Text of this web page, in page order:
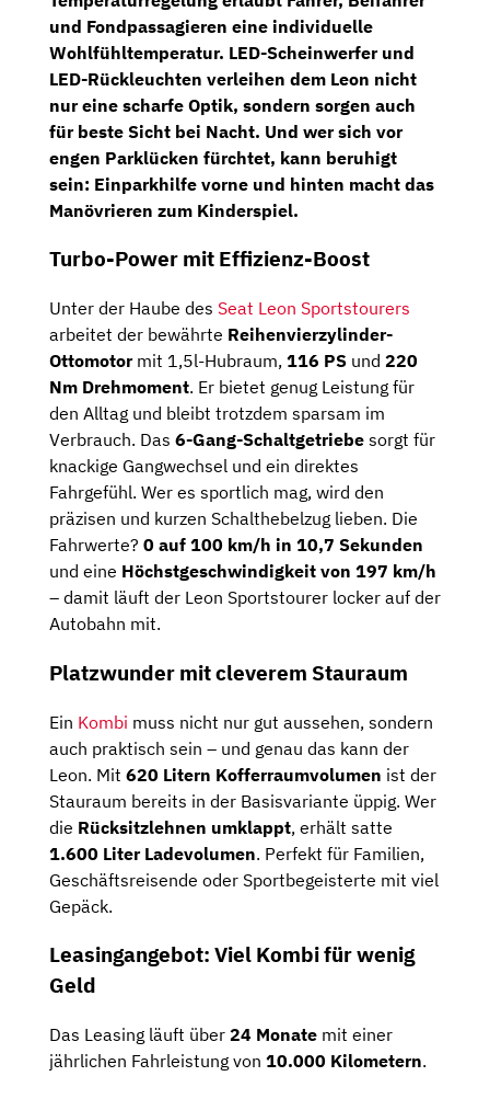
und Fondpassagieren eine individuelle
Wohlfühltemperatur. LED-Scheinwerfer und
LED-Rückleuchten verleihen dem Leon nicht
nur eine scharfe Optik, sondern sorgen auch
für beste Sicht bei Nacht. Und wer sich vor
engen Parklücken fürchtet, kann beruhigt
sein: Einparkhilfe vorne und hinten macht das
Manövrieren zum Kinderspiel.
Turbo-Power mit Effizienz-Boost
Unter der Haube des Seat Leon Sportstourers
arbeitet der bewährte Reihenvierzylinder-
Ottomotor mit 1,5l-Hubraum, 116 PS und 220
Nm Drehmoment. Er bietet genug Leistung für
den Alltag und bleibt trotzdem sparsam im
Verbrauch. Das 6-Gang-Schaltgetriebe sorgt für
knackige Gangwechsel und ein direktes
Fahrgefühl. Wer es sportlich mag, wird den
präzisen und kurzen Schalthebelzug lieben. Die
Fahrwerte? 0 auf 100 km/h in 10,7 Sekunden
und eine Höchstgeschwindigkeit von 197 km/h
– damit läuft der Leon Sportstourer locker auf der
Autobahn mit.
Platzwunder mit cleverem Stauraum
Ein Kombi muss nicht nur gut aussehen, sondern
auch praktisch sein – und genau das kann der
Leon. Mit 620 Litern Kofferraumvolumen ist der
Stauraum bereits in der Basisvariante üppig. Wer
die Rücksitzlehnen umklappt, erhält satte
1.600 Liter Ladevolumen. Perfekt für Familien,
Geschäftsreisende oder Sportbegeisterte mit viel
Gepäck.
Leasingangebot: Viel Kombi für wenig
Geld
Das Leasing läuft über 24 Monate mit einer
jährlichen Fahrleistung von 10.000 Kilometern.